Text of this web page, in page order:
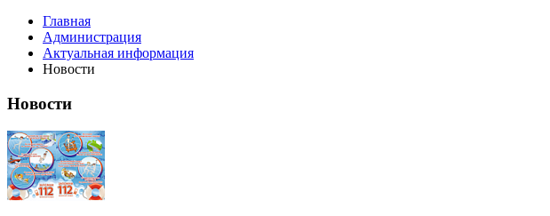
Главная
Администрация
Актуальная информация
Новости
Новости